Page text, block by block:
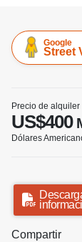
Google
Street
Precio de alquiler
US$400
Dólares
Compartir